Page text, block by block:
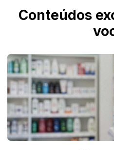
Conteúdos